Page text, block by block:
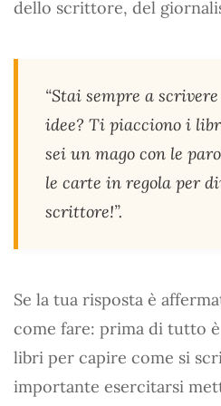
dello scrittore, del
“Stai sempre a
idee? Ti piacciono i
sei un mago con le
le carte in regola per
scrittore!”.
Se la tua risposta è
come fare: prima di tutto
libri per capire come si
importante esercitarsi